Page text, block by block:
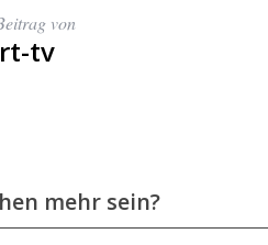
von
tv
mehr sein?